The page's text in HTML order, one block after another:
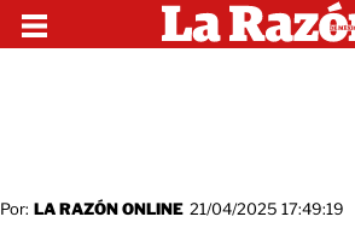
Por: LA RAZÓN ONLINE 21/04/2025 17:49:19